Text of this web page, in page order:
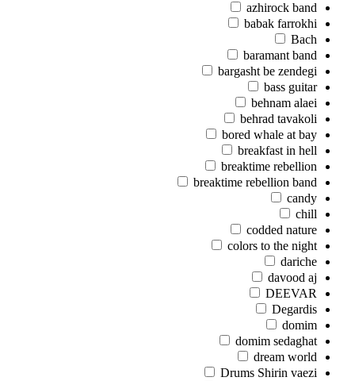
azhirock band
babak farrokhi
Bach
baramant band
bargasht be zendegi
bass guitar
behnam alaei
behrad tavakoli
bored whale at bay
breakfast in hell
breaktime rebellion
breaktime rebellion band
candy
chill
codded nature
colors to the night
dariche
davood aj
DEEVAR
Degardis
domim
domim sedaghat
dream world
Drums Shirin vaezi